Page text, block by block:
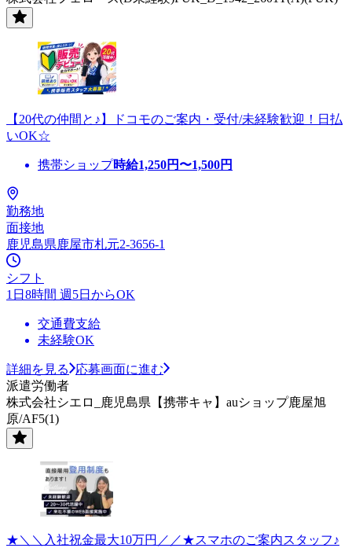
【20代の仲間と♪】ドコモのご案内・受付/未経験歓迎！日払
いOK☆
携帯ショップ時給1,250円〜1,500円
勤務地
面接地
鹿児島県鹿屋市札元2-3656-1
シフト
1日8時間 週5日からOK
交通費支給
未経験OK
詳細を見る
応募画面に進む
派遣労働者
株式会社シエロ_鹿児島県【携帯キャ】auショップ鹿屋旭
原/AF5(1)
★＼＼入社祝金最大10万円／／★スマホのご案内スタッフ♪